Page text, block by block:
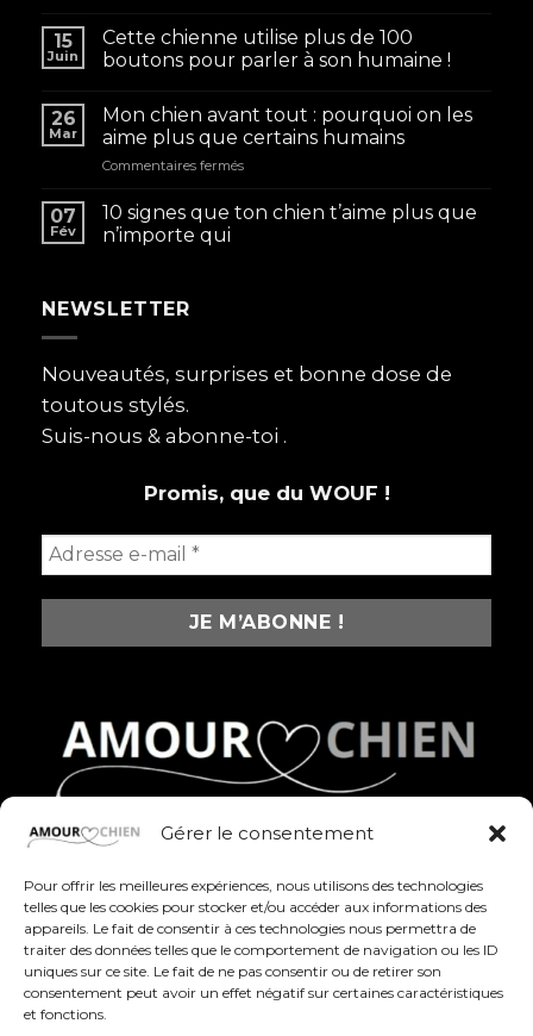
Gérer le consentement
Pour offrir les meilleures expériences, nous utilisons des technologies
telles que les cookies pour stocker et/ou accéder aux informations des
appareils. Le fait de consentir à ces technologies nous permettra de
traiter des données telles que le comportement de navigation ou les ID
uniques sur ce site. Le fait de ne pas consentir ou de retirer son
consentement peut avoir un effet négatif sur certaines caractéristiques
et fonctions.
15
Juin
Cette chienne utilise plus de 100
boutons pour parler à son humaine !
26
Mar
Mon chien avant tout : pourquoi on les
aime plus que certains humains
Commentaires ferméssur
avant
que
humains
07
Fév
10 signes que ton chien t’aime plus que
n’importe qui
NEWSLETTER
Nouveautés, surprises et bonne dose de
toutous stylés.
Suis-nous & abonne-toi .
Promis, que du WOUF !
Des produits fun, stylés et pleins d’amour pour
célébrer nos compagnons à quatre pattes au
quotidien